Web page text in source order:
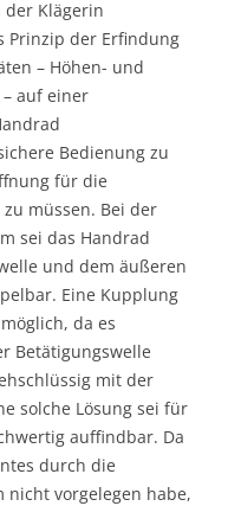
der Klägerin
Prinzip der Erfindung
– Höhen- und
auf einer
Bedienung zu
für die
müssen. Bei der
sei das Handrad
und dem äußeren
Eine Kupplung
da es
Betätigungswelle
mit der
solche Lösung sei für
auffindbar. Da
durch die
vorgelegen habe,